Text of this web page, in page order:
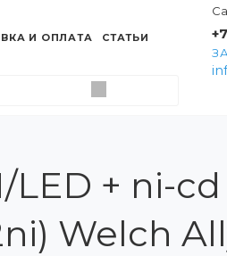
И ОПЛАТА СТАТЬИ
LED + ni-cd
Welch